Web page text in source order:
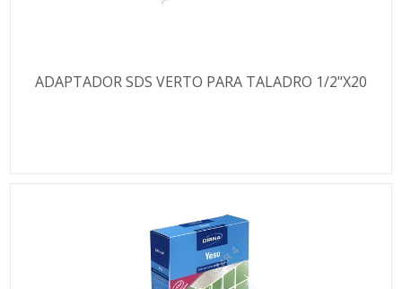
ADAPTADOR SDS VERTO PARA TALADRO 1/2"X20